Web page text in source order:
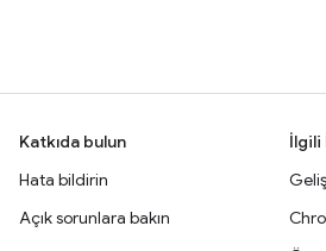
Katkıda bulun
Hata bildirin
Açık sorunlara bakın
İlgili